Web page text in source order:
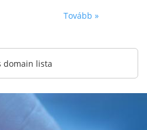
Tovább »
domain lista